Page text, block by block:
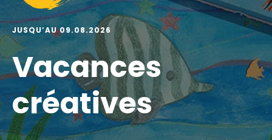
JUSQU’AU 09.08.2026
Vacances
créatives